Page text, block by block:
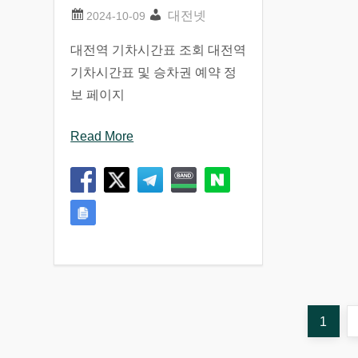
대전넷
대전역 기차시간표 조회 대전역
기차시간표 및 승차권 예약 정
보 페이지
Read More
Page
1